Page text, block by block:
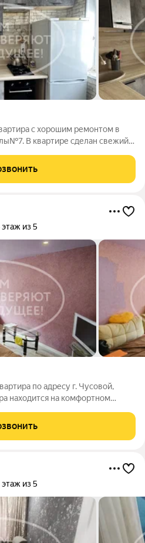
с хорошим ремонтом в
В квартире сделан свежий
двери новые, на всех окнах
этаж из 5
по адресу г. Чусовой,
находится на комфортном
в комнате натяжной
7 школа,
этаж из 5